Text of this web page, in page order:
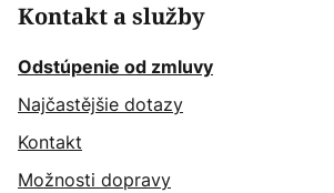
Kontakt a služby
Odstúpenie od zmluvy
Najčastějšie dotazy
Kontakt
Možnosti dopravy